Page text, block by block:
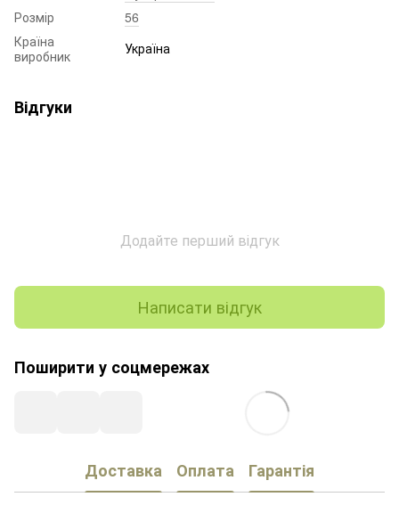
Розмір
56
Країна
виробник
Україна
Відгуки
Додайте перший відгук
Написати відгук
Поширити у соцмережах
Доставка Оплата Гарантія